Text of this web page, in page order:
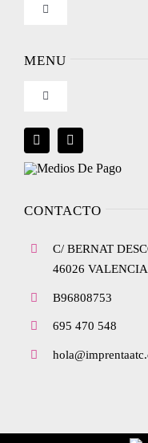
Toggle
Condiciones de uso
Política de privacidad
Ley de cookies
Condiciones de
MENU
Toggle
CONTACTO
C/ BERNAT
46026 VALENCIA
B96808753
695 470 548